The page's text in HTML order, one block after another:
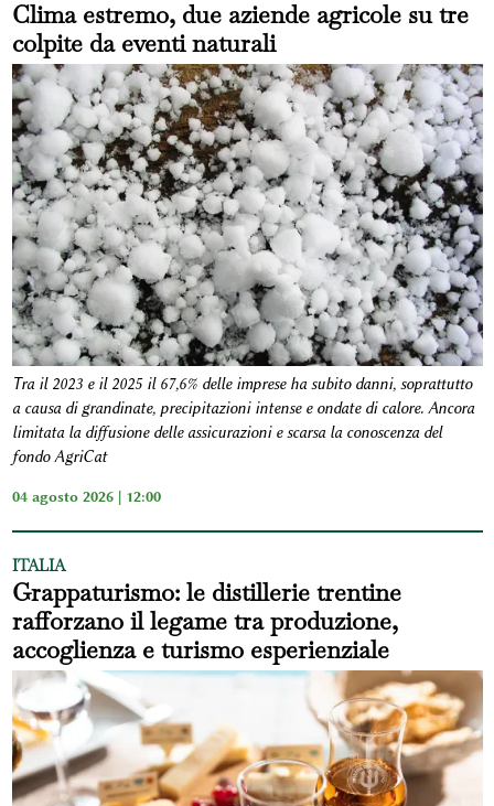
Clima estremo, due aziende agricole su tre
colpite da eventi naturali
Tra il 2023 e il 2025 il 67,6% delle imprese ha subito danni, soprattutto
a causa di grandinate, precipitazioni intense e ondate di calore. Ancora
limitata la diffusione delle assicurazioni e scarsa la conoscenza del
fondo AgriCat
04 agosto 2026 | 12:00
ITALIA
Grappaturismo: le distillerie trentine
rafforzano il legame tra produzione,
accoglienza e turismo esperienziale